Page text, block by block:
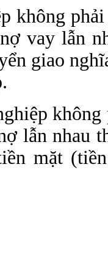
không
vay lẫn
giao
lẫn nhau
mặt